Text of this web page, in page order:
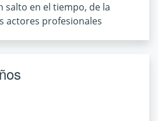
salto en el tiempo, de la
actores profesionales